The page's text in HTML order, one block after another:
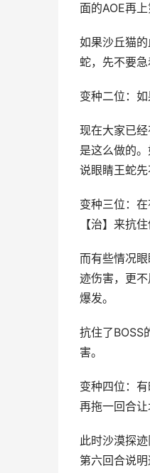
面的AOE再
如果沙丘猫
蛇，先不要急
变种二位：
现在大家已
是这么做的
说眼睛王蛇
变种三位：
【治】来抗住
而有些情况
迹伤害，更
爆发。
抗住了BOSS
害。
变种四位：
再拖一回合
此时沙漠探
第六回合说